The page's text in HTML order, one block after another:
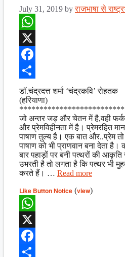
July 31, 2019 byराजभाषा से
WhatsApp
X
Facebook
Share
डॉ.चंद्रदत्त शर्मा ‘चंद्रकवि’ रोहतक
(हरियाणा)
जो अन्तर जड़ और चेतन में है,वही
और प्रेमविहीनता में है। प्रेमरहित
पाषाण तुल्य है। एक बात और..प्रेम तो
पाषाण को भी प्राणवान बना देता है।
बार पहाड़ों पर बनी पत्थरों की आकृति
उभरती है तो लगता है कि पत्थर भी
करते हैं। … Read more
Like Button Notice (view)
WhatsApp
X
Facebook